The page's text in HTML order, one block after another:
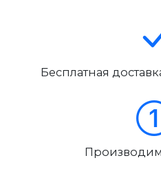
Бесплатная
Производим